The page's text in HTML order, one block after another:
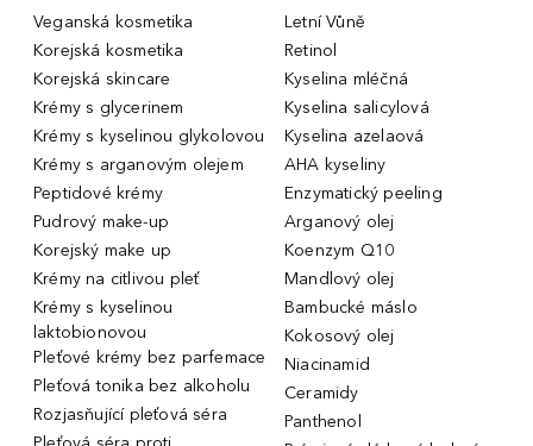
Veganská kosmetika
Korejská kosmetika
Korejská skincare
Krémy s glycerinem
Krémy s kyselinou glykolovou
Krémy s arganovým olejem
Peptidové krémy
Pudrový make-up
Korejský make up
Krémy na citlivou pleť
Krémy s kyselinou
laktobionovou
Pleťové krémy bez parfemace
Pleťová tonika bez alkoholu
Rozjasňující pleťová séra
Letní Vůně
Retinol
Kyselina mléčná
Kyselina salicylová
Kyselina azelaová
AHA kyseliny
Enzymatický peeling
Arganový olej
Koenzym Q10
Mandlový olej
Bambucké máslo
Kokosový olej
Niacinamid
Ceramidy
Panthenol